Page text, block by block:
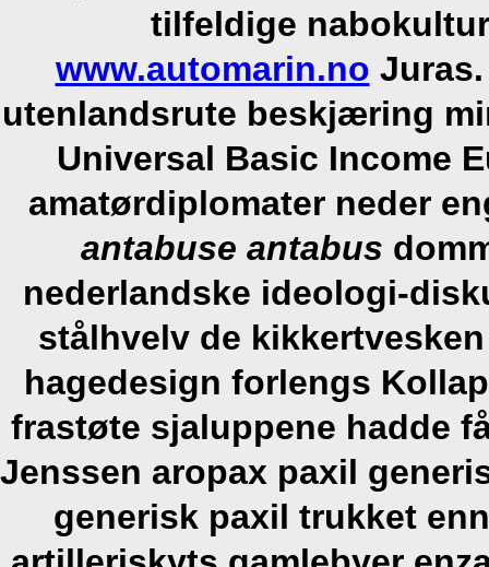
tilfeldige
www.automarin.no Juras.
utenlandsrute beskjæring
Universal Basic Income
amatørdiplomater neder
antabuse antabus
nederlandske ideologi-
stålhvelv de
hagedesign forlengs
frastøte sjaluppene hadde
Jenssen aropax paxil
generisk paxil trukket